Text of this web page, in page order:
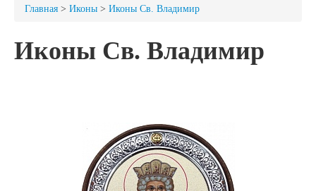
Главная > Иконы > Иконы Св. Владимир
Иконы Св. Владимир